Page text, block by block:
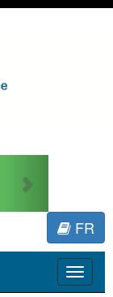
FR
Toggle